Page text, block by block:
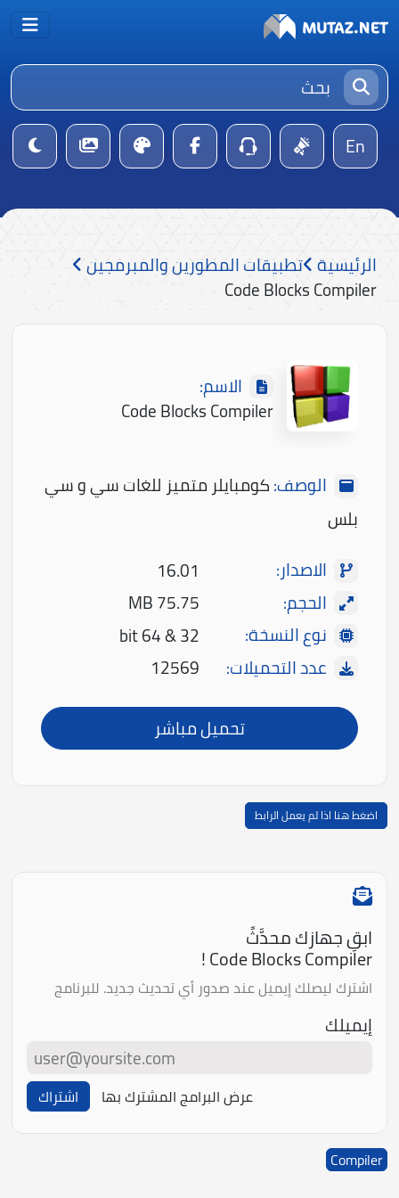
En
الرئيسية تطبيقات المطورين والمبرمجين
Code Blocks Compiler
الاسم:
Code Blocks Compiler
الوصف:كومبايلر متميز للغات سي و سي
بلس
الاصدار:
16.01
الحجم:
75.75 MB
نوع النسخة:
32 & 64 bit
عدد التحميلات:
12569
تحميل مباشر
اضغط هنا اذا لم يعمل الرابط
ابقِ جهازك محدَّثً
Code Blocks Compiler !
اشترك ليصلك إيميل عند صدور أي تحديث جديد. للبرنامج
إيميلك
عرض البرامج المشترك بها اشتراك
Compiler